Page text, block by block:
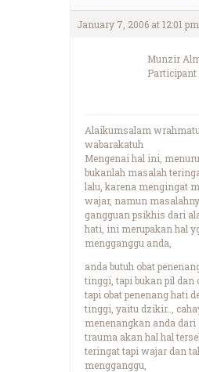
January 7, 2006 at 12:01 pm
Munzir
Participant
Alaikumsalam
wabarakatuh
Mengenai hal ini,
bukanlah masalah
lalu, karena mengingat
wajar, namun
gangguan psikhis dari
hati, ini merupakan hal
mengganggu anda,
anda butuh obat
tinggi, tapi bukan pil dan
tapi obat penenang hati
tinggi, yaitu dzikir..,
menenangkan anda dari
trauma akan hal hal
teringat tapi wajar dan
mengganggu,